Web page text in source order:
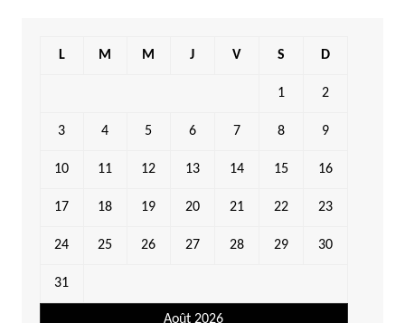
Août 2026
L M M J V S D
1 2
3 4 5 6 7 8 9
10 11 12 13 14 15 16
17 18 19 20 21 22 23
24 25 26 27 28 29 30
31